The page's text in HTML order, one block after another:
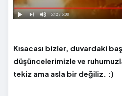
Kısacası bizler, duvardaki
düşüncelerimizle ve
tekiz ama asla bir değiliz. :)